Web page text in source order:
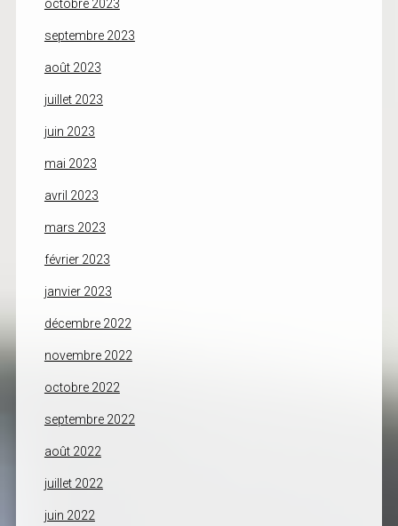
octobre 2023
septembre 2023
août 2023
juillet 2023
juin 2023
mai 2023
avril 2023
mars 2023
février 2023
janvier 2023
décembre 2022
novembre 2022
octobre 2022
septembre 2022
août 2022
juillet 2022
juin 2022